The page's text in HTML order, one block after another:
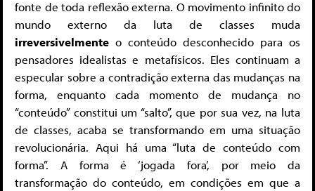
fonte de toda reflexão externa. O movimento infinito do
mundo externo da luta de classes muda
irreversivelmente o conteúdo desconhecido para os
pensadores idealistas e metafísicos. Eles continuam a
especular sobre a contradição externa das mudanças na
forma, enquanto cada momento de mudança no
“conteúdo” constitui um “salto”, que por sua vez, na luta
de classes, acaba se transformando em uma situação
revolucionária. Aqui há uma “luta de conteúdo com
forma”. A forma é ‘jogada fora’, por meio da
transformação do conteúdo, em condições em que a